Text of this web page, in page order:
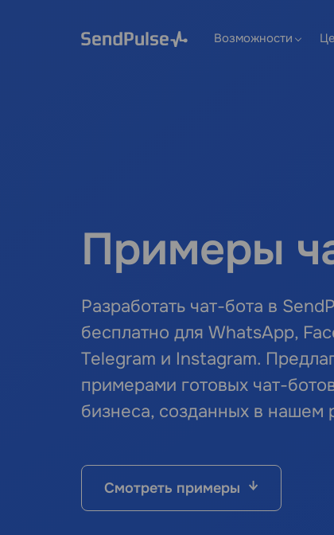
Возможности
Примеры
Разработать чат-бота в
бесплатно для WhatsApp,
Telegram и Instagram.
примерами готовых чат-
бизнеса, созданных в нашем
Смотреть примеры